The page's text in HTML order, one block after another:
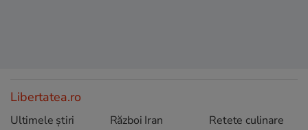
Libertatea.ro
Ultimele știri
Război Iran
Retete culinare